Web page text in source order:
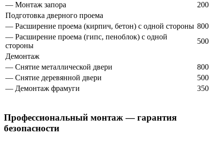
— Монтаж запора
200
Подготовка дверного проема
— Расширение проема (кирпич, бетон) с одной стороны 800
— Расширение проема (гипс, пеноблок) с одной
стороны
500
Демонтаж
— Снятие металлической двери
800
— Снятие деревянной двери
500
— Демонтаж фрамуги
350
Профессиональный монтаж — гарантия
безопасности